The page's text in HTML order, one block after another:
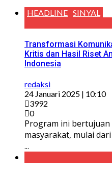
HEADLINE SINYAL
Transformasi
Kritis dan Hasil Riset
Indonesia
redaksi
24 Januari 2025 | 10:10
3992
0
Program ini
masyarakat, mulai
...